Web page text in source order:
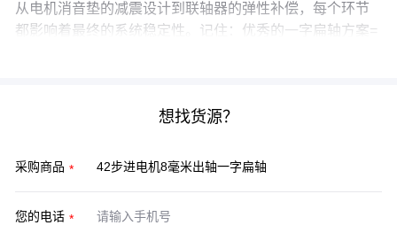
从电机消音垫的减震设计到联轴器的弹性补偿，每个环节
都影响着最终的系统稳定性。记住：优秀的一字扁轴方案=
想找货源？
采购商品
您的电话